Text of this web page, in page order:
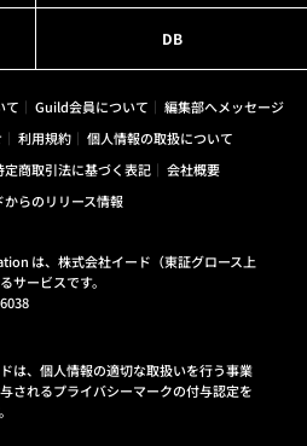
DB
て Guild会員について
編集部へメッセージ
利用規約
個人情報の取扱について
定商取引法に基づく表記
会社概要
からのリリース情報
は、株式会社イード（東証グロース上
サービスです。
は、個人情報の適切な取扱いを行う事業
されるプライバシーマークの付与認定を